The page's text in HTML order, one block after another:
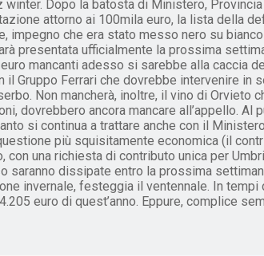
Dopo la batosta di Ministero,
attorno ai 100mila euro, la lista della
che era stato messo nero su
presentata ufficialmente la prossima
mancanti adesso si sarebbe alla caccia
Gruppo Ferrari che dovrebbe intervenire in
Non mancherà, inoltre, il vino di Orvieto
dovrebbero ancora mancare all’appello.
si continua a trattare anche con il
più squisitamente economica (il
una richiesta di contributo unica per
dissipate entro la prossima
invernale, festeggia il ventennale. In
euro di quest’anno. Eppure, complice